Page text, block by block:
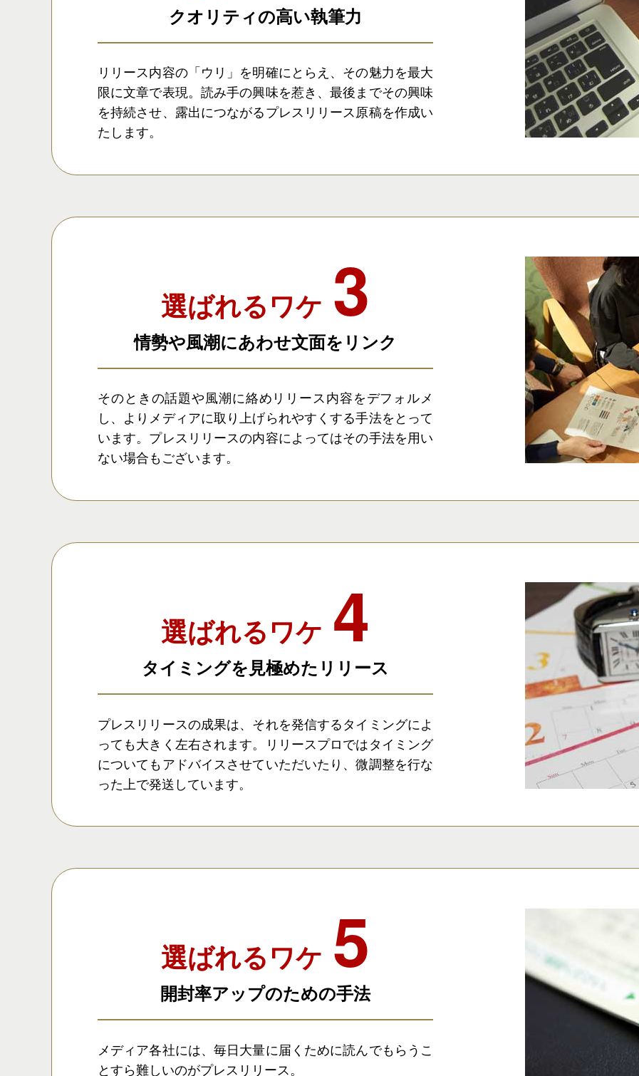
クオリティの高い執筆力
リリース内容の「ウリ」を明確にとらえ、その魅力を最大
限に文章で表現。読み手の興味を惹き、最後までその興味
を持続させ、露出につながるプレスリリース原稿を作成い
たします。
選ばれるワケ
情勢や風潮にあわせ文面をリンク
そのときの話題や風潮に絡めリリース内容をデフォルメ
し、よりメディアに取り上げられやすくする手法をとって
います。プレスリリースの内容によってはその手法を用い
ない場合もございます。
選ばれるワケ
タイミングを見極めたリリース
プレスリリースの成果は、それを発信するタイミングによ
っても大きく左右されます。リリースプロではタイミング
についてもアドバイスさせていただいたり、微調整を行な
った上で発送しています。
選ばれるワケ
開封率アップのための手法
メディア各社には、毎日大量に届くために読んでもらうこ
とすら難しいのがプレスリリース。